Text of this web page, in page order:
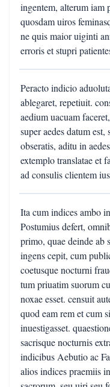
ingentem, alterum iam
quosdam uiros
ne quis maior uiginti
erroris et stupri
Peracto indicio
ablegaret, repetiuit.
aedium uacuam
super aedes datum
obseratis, aditu in
extemplo translatae et
ad consulis clientem
Ita cum indices ambo
Postumius defert,
primo, quae deinde ab
ingens cepit, cum
coetusque nocturni
tum priuatim suorum
noxae esset. censuit
quod eam rem et cum
inuestigasset.
sacrisque nocturnis
indicibus Aebutio ac
alios indices praemiis